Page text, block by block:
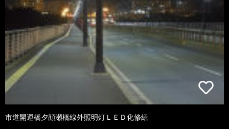
市道開運橋夕顔瀬橋線外照明灯ＬＥＤ化修繕